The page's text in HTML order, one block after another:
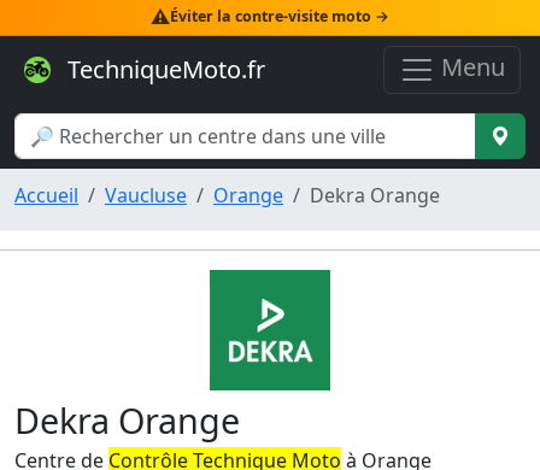
⚠️Éviter la contre-visite moto →
TechniqueMoto.fr Menu
Accueil Vaucluse Orange Dekra Orange
Dekra Orange
Centre de Contrôle Technique Moto à Orange